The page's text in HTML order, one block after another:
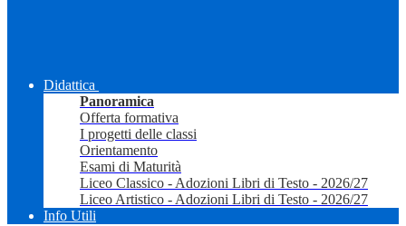
Didattica
Panoramica
Offerta formativa
I progetti delle classi
Orientamento
Esami di Maturità
Liceo Classico - Adozioni Libri di Testo - 2026/27
Liceo Artistico - Adozioni Libri di Testo - 2026/27
Info Utili